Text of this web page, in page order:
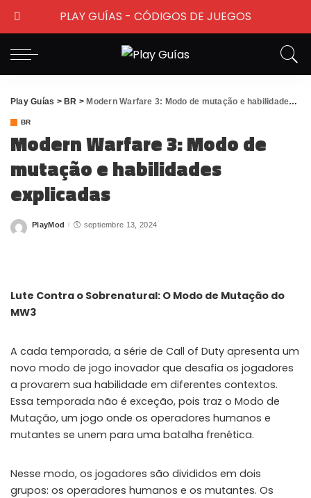
Play Guías > BR > Modern Warfare 3: Modo de mutação e habilidades explicadas
BR
Modern Warfare 3: Modo de
mutação e habilidades
explicadas
Posted
PlayMod septiembre 13, 2024
Lute Contra o Sobrenatural: O Modo de Mutação do
MW3
A cada temporada, a série de Call of Duty apresenta um
novo modo de jogo inovador que desafia os jogadores
a provarem sua habilidade em diferentes contextos.
Essa temporada não é exceção, pois traz o Modo de
Mutação, um jogo onde os operadores humanos e
mutantes se unem para uma batalha frenética.
Nesse modo, os jogadores são divididos em dois
grupos: os operadores humanos e os mutantes. Os
PLAY GUÍAS - CÓDIGOS DE JUEGOS